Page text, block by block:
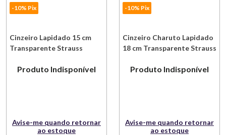
-10% Pix
Cinzeiro Lapidado 15 cm
Transparente Strauss
Produto Indisponível
Avise-me quando retornar
ao estoque
-10% Pix
Cinzeiro Charuto Lapidado
18 cm Transparente Strauss
Produto Indisponível
Avise-me quando retornar
ao estoque